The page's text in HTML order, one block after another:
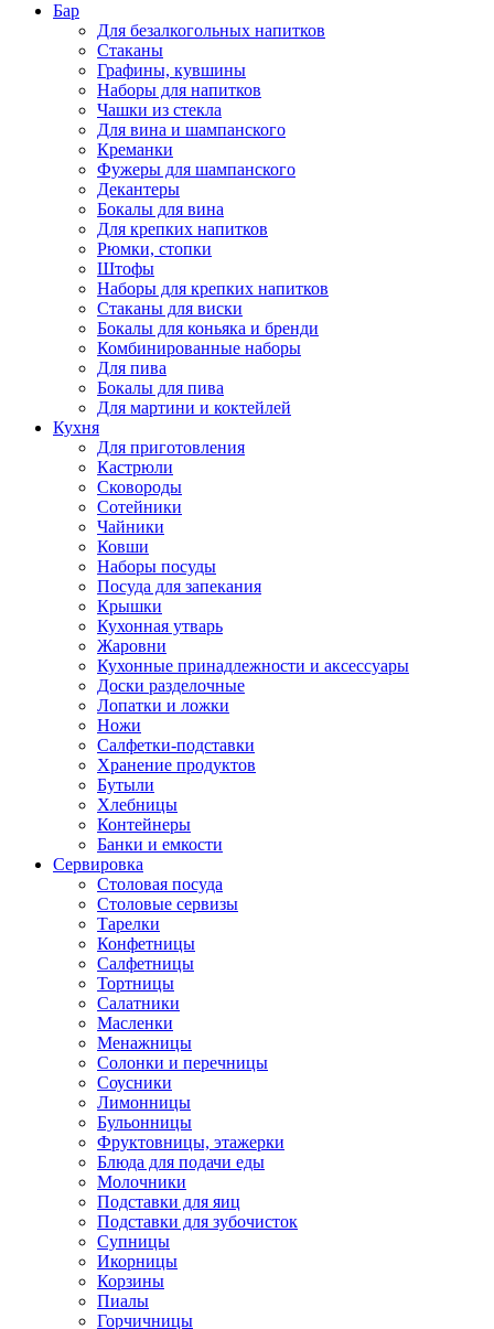
Бар
Для безалкогольных напитков
Стаканы
Графины, кувшины
Наборы для напитков
Чашки из стекла
Для вина и шампанского
Креманки
Фужеры для шампанского
Декантеры
Бокалы для вина
Для крепких напитков
Рюмки, стопки
Штофы
Наборы для крепких напитков
Стаканы для виски
Бокалы для коньяка и бренди
Комбинированные наборы
Для пива
Бокалы для пива
Для мартини и коктейлей
Кухня
Для приготовления
Кастрюли
Сковороды
Сотейники
Чайники
Ковши
Наборы посуды
Посуда для запекания
Крышки
Кухонная утварь
Жаровни
Кухонные принадлежности и аксессуары
Доски разделочные
Лопатки и ложки
Ножи
Салфетки-подставки
Хранение продуктов
Бутыли
Хлебницы
Контейнеры
Банки и емкости
Сервировка
Столовая посуда
Столовые сервизы
Тарелки
Конфетницы
Салфетницы
Тортницы
Салатники
Масленки
Менажницы
Солонки и перечницы
Соусники
Лимонницы
Бульонницы
Фруктовницы, этажерки
Блюда для подачи еды
Молочники
Подставки для яиц
Подставки для зубочисток
Супницы
Икорницы
Корзины
Пиалы
Горчичницы